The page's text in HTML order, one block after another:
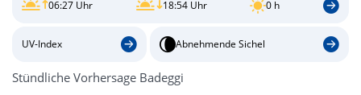
06:27 Uhr 18:54 Uhr 0 h
UV-Index Abnehmende Sichel
Stündliche Vorhersage Badeggi